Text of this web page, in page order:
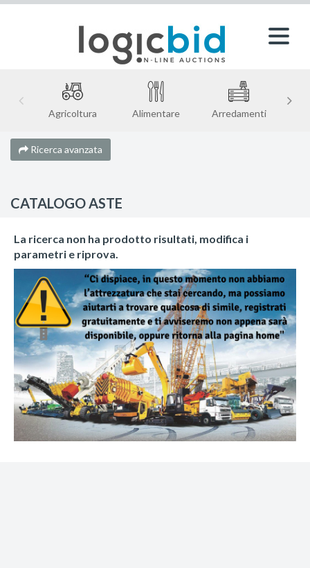
Agricoltura Alimentare Arredamenti
Ricerca avanzata
CATALOGO ASTE
La ricerca non ha prodotto risultati, modifica i
parametri e riprova.